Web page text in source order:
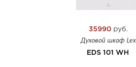
35990руб.
Духовой шкаф Lex
EDS 101 WH